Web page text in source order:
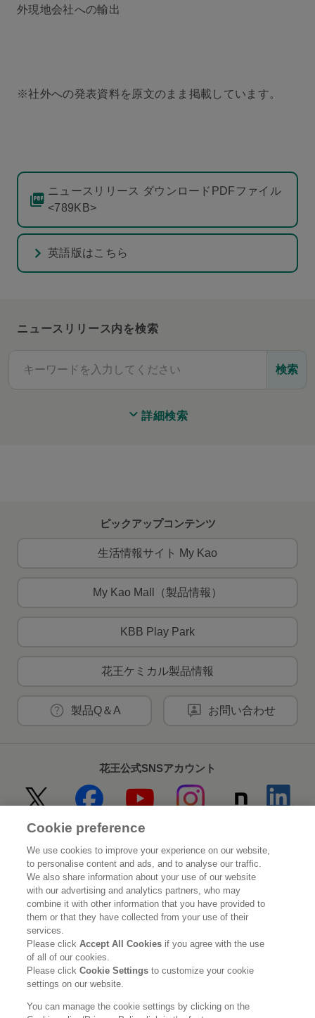
外現地会社への輸出
※社外への発表資料を原文のまま掲載しています。
ニュースリリース ダウンロードPDFファイル
<789KB>
英語版はこちら
ニュースリリース内を検索
検索
詳細検索
ピックアップコンテンツ
生活情報サイト My Kao
My Kao Mall（製品情報）
KBB Play Park
花王ケミカル製品情報
製品Q＆A お問い合わせ
花王公式SNSアカウント
Home 花王について
サステナビリティ イノベーション
ブランド 投資家情報
ニュースルーム 採用情報
利用規約 花王のアクセシビリティ 個人情報保護方針
利用者情報の外部送信 ソーシャルメディアポリシー
Cookie preference
We use cookies to improve your experience on our website,
to personalise content and ads, and to analyse our traffic.
We also share information about your use of our website
with our advertising and analytics partners, who may
combine it with other information that you have provided to
them or that they have collected from your use of their
services.
Please clickAccept All Cookies if you agree with the use
of all of our cookies.
Please clickCookie Settingsto customize your cookie
settings on our website.
You can manage the cookie settings by clicking on the